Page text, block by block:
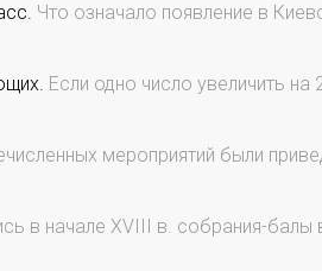
Что означало появление в
Если одно число увеличить на
мероприятий были
в начале XVIII в. собрания-балы